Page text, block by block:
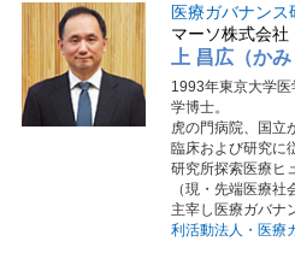
医療ガバナンス
マーソ株式会
上 昌広（か
1993年東京大学
学博士。
虎の門病院、国立
臨床および研究に
研究所探索医療ヒ
（現・先端医療
主宰し医療ガバナ
利活動法人・医療